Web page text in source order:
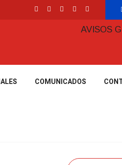
COMUNICADOS